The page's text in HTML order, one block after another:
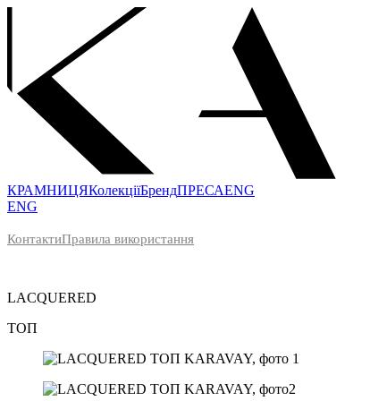
КРАМНИЦЯКолекціїБрендПРЕСАENG
ENG
КонтактиПравила використання
LACQUERED
ТОП